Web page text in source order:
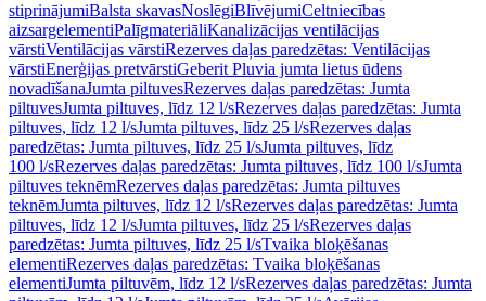
stiprinājumiBalsta skavasNoslēgiBlīvējumiCeltniecības
aizsargelementiPalīgmateriāliKanalizācijas ventilācijas
vārstiVentilācijas vārstiRezerves daļas paredzētas: Ventilācijas
vārstiEnerģijas pretvārstiGeberit Pluvia jumta lietus ūdens
novadīšanaJumta piltuvesRezerves daļas paredzētas: Jumta
piltuvesJumta piltuves, līdz 12 l/sRezerves daļas paredzētas: Jumta
piltuves, līdz 12 l/sJumta piltuves, līdz 25 l/sRezerves daļas
paredzētas: Jumta piltuves, līdz 25 l/sJumta piltuves, līdz
100 l/sRezerves daļas paredzētas: Jumta piltuves, līdz 100 l/sJumta
piltuves teknēmRezerves daļas paredzētas: Jumta piltuves
teknēmJumta piltuves, līdz 12 l/sRezerves daļas paredzētas: Jumta
piltuves, līdz 12 l/sJumta piltuves, līdz 25 l/sRezerves daļas
paredzētas: Jumta piltuves, līdz 25 l/sTvaika bloķēšanas
elementiRezerves daļas paredzētas: Tvaika bloķēšanas
elementiJumta piltuvēm, līdz 12 l/sRezerves daļas paredzētas: Jumta